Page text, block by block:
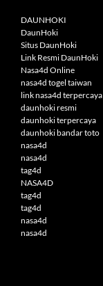
DAUNHOKI
DaunHoki
Situs DaunHoki
Link Resmi DaunHoki
Nasa4d Online
nasa4d togel taiwan
link nasa4d terpercaya
daunhoki resmi
daunhoki terpercaya
daunhoki bandar toto
nasa4d
nasa4d
tag4d
NASA4D
tag4d
tag4d
nasa4d
nasa4d